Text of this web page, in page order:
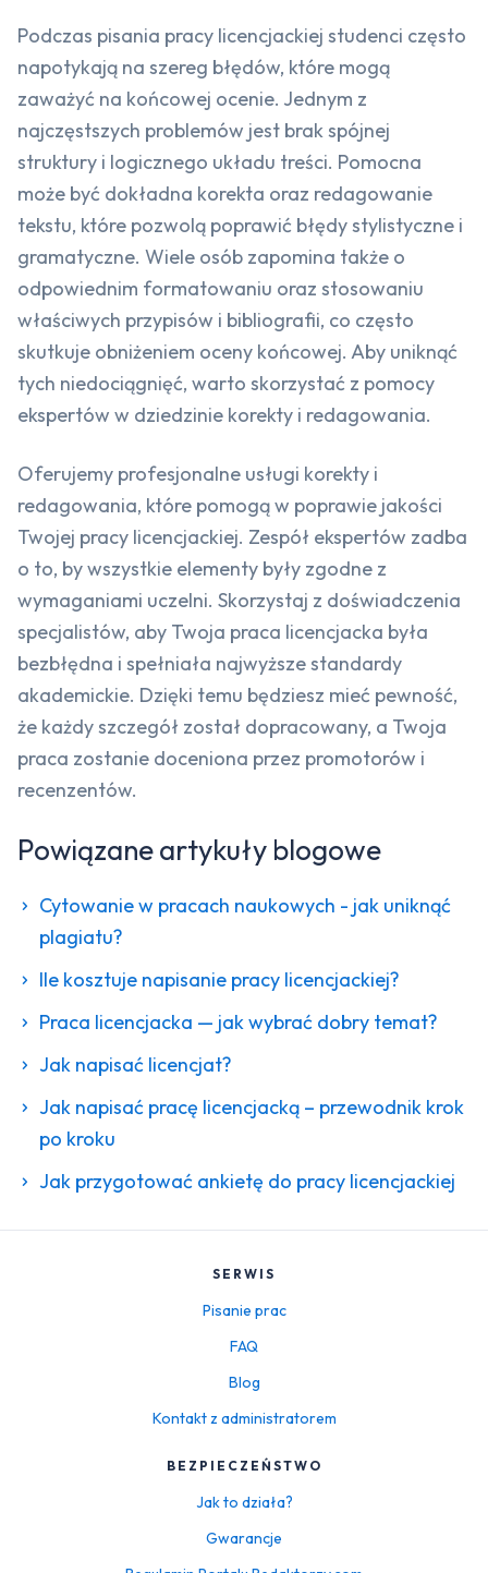
Podczas pisania pracy licencjackiej studenci często
napotykają na szereg błędów, które mogą
zaważyć na końcowej ocenie. Jednym z
najczęstszych problemów jest brak spójnej
struktury i logicznego układu treści. Pomocna
może być dokładna korekta oraz redagowanie
tekstu, które pozwolą poprawić błędy stylistyczne i
gramatyczne. Wiele osób zapomina także o
odpowiednim formatowaniu oraz stosowaniu
właściwych przypisów i bibliografii, co często
skutkuje obniżeniem oceny końcowej. Aby uniknąć
tych niedociągnięć, warto skorzystać z pomocy
ekspertów w dziedzinie korekty i redagowania.
Oferujemy profesjonalne usługi korekty i
redagowania, które pomogą w poprawie jakości
Twojej pracy licencjackiej. Zespół ekspertów zadba
o to, by wszystkie elementy były zgodne z
wymaganiami uczelni. Skorzystaj z doświadczenia
specjalistów, aby Twoja praca licencjacka była
bezbłędna i spełniała najwyższe standardy
akademickie. Dzięki temu będziesz mieć pewność,
że każdy szczegół został dopracowany, a Twoja
praca zostanie doceniona przez promotorów i
recenzentów.
Powiązane artykuły blogowe
Cytowanie w pracach naukowych - jak uniknąć
plagiatu?
Ile kosztuje napisanie pracy licencjackiej?
Praca licencjacka — jak wybrać dobry temat?
Jak napisać licencjat?
Jak napisać pracę licencjacką – przewodnik krok
po kroku
Jak przygotować ankietę do pracy licencjackiej
SERWIS
Pisanie prac
FAQ
Blog
Kontakt z administratorem
BEZPIECZEŃSTWO
Jak to działa?
Gwarancje